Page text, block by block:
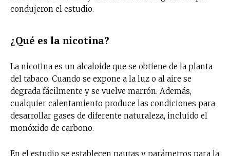
condujeron el estudio.
¿Qué es la nicotina?
La nicotina es un alcaloide que se obtiene de la planta
del tabaco. Cuando se expone a la luz o al aire se
degrada fácilmente y se vuelve marrón. Además,
cualquier calentamiento produce las condiciones para
desarrollar gases de diferente naturaleza, incluido el
monóxido de carbono.
En el estudio se establecen pautas y parámetros para la